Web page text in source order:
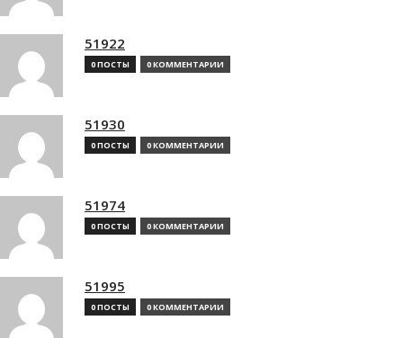
51922
0 ПОСТЫ 0 КОММЕНТАРИИ
51930
0 ПОСТЫ 0 КОММЕНТАРИИ
51974
0 ПОСТЫ 0 КОММЕНТАРИИ
51995
0 ПОСТЫ 0 КОММЕНТАРИИ